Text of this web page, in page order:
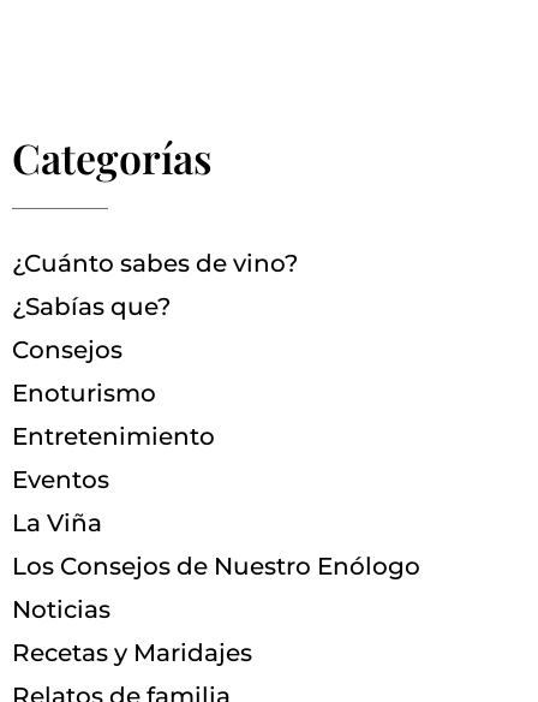
Categorías
¿Cuánto sabes de vino?
¿Sabías que?
Consejos
Enoturismo
Entretenimiento
Eventos
La Viña
Los Consejos de Nuestro Enólogo
Noticias
Recetas y Maridajes